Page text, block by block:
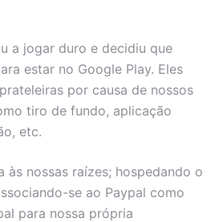
a jogar duro e decidiu que
estar no Google Play. Eles
por causa de nossos
tiro de fundo, aplicação
etc.
às nossas raízes; hospedando o
se ao Paypal como
para nossa própria